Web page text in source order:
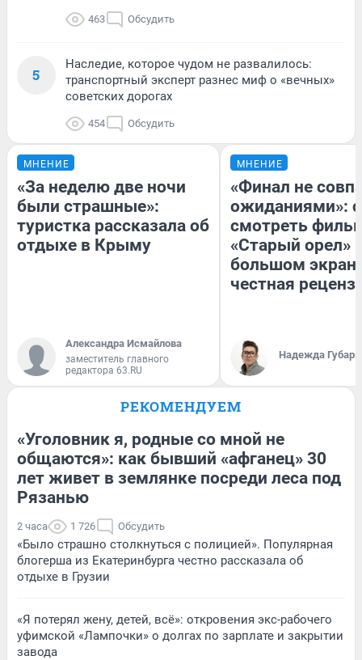
463 Обсудить
5
Наследие, которое чудом не развалилось:
транспортный эксперт разнес миф о «вечных»
советских дорогах
454 Обсудить
МНЕНИЕ
«За неделю две ночи
были страшные»:
туристка рассказала об
отдыхе в Крыму
Александра Исмайлова
заместитель главного
редактора 63.RU
МНЕНИЕ
«Финал не
ожиданиями»:
смотреть
«Старый орел»
большом
честная
Надежда Губарь
РЕКОМЕНДУЕМ
«Уголовник я, родные со мной не
общаются»: как бывший «афганец» 30
лет живет в землянке посреди леса под
Рязанью
2 часа 1 726 Обсудить
«Было страшно столкнуться с полицией». Популярная
блогерша из Екатеринбурга честно рассказала об
отдыхе в Грузии
«Я потерял жену, детей, всё»: откровения экс-рабочего
уфимской «Лампочки» о долгах по зарплате и закрытии
завода